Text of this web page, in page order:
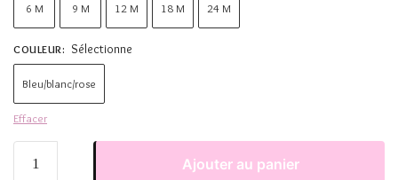
6 M 9 M 12 M 18 M 24 M
COULEUR: Sélectionne
Bleu/blanc/rose
Effacer
Ajouter au panier